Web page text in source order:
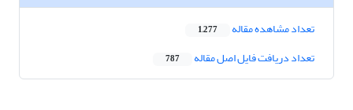
تعداد مشاهده مقاله 1,277
تعداد دریافت فایل اصل مقاله 787